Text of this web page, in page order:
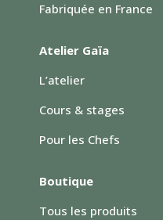
Fabriquée en France
Atelier Gaïa
L’atelier
Cours & stages
Pour les Chefs
Boutique
Tous les produits